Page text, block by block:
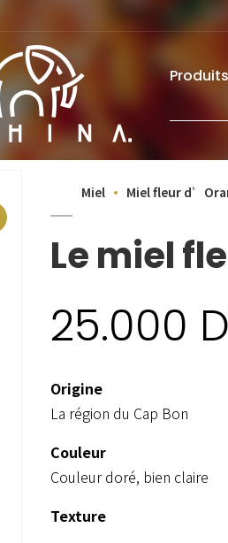
Produits
Miel Miel fleur
Le miel
25.000
Origine
La région du Cap Bon
Couleur
Couleur doré, bien claire
Texture